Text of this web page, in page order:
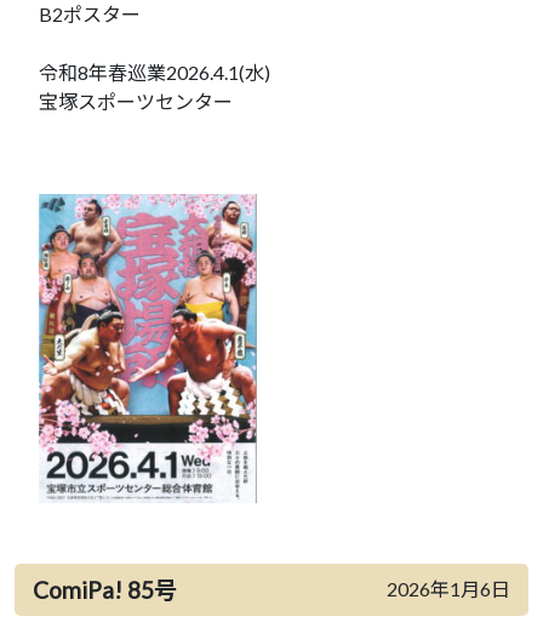
B2ポスター
令和8年春巡業2026.4.1(水)
宝塚スポーツセンター
ComiPa! 85号 2026年1月6日